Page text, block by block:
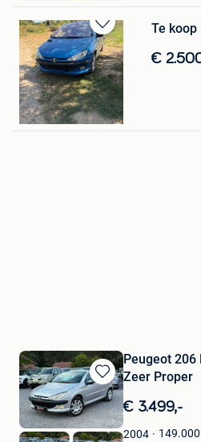
Bewaren
in
Mijn
Favorieten
Te koop
€
spiroe
Gent
Bewaren
in
Mijn
Favorieten
Peugeot 206
Zeer Proper
€ 3.499,-
2004 149.000